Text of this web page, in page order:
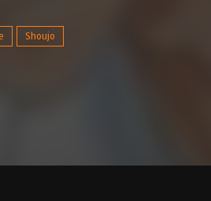
Shoujo